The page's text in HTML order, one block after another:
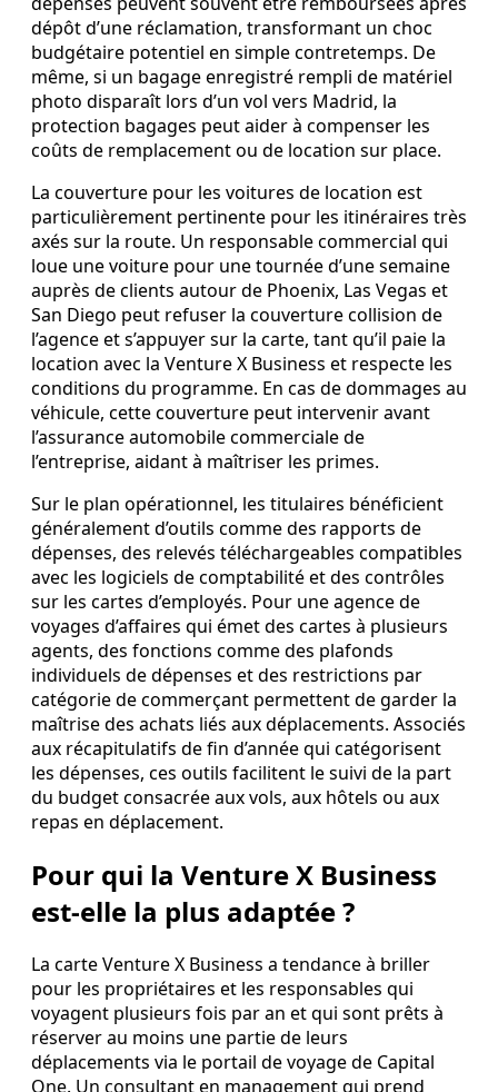
dépôt d’une réclamation, transformant un choc
budgétaire potentiel en simple contretemps. De
même, si un bagage enregistré rempli de matériel
photo disparaît lors d’un vol vers Madrid, la
protection bagages peut aider à compenser les
coûts de remplacement ou de location sur place.
La couverture pour les voitures de location est
particulièrement pertinente pour les itinéraires très
axés sur la route. Un responsable commercial qui
loue une voiture pour une tournée d’une semaine
auprès de clients autour de Phoenix, Las Vegas et
San Diego peut refuser la couverture collision de
l’agence et s’appuyer sur la carte, tant qu’il paie la
location avec la Venture X Business et respecte les
conditions du programme. En cas de dommages au
véhicule, cette couverture peut intervenir avant
l’assurance automobile commerciale de
l’entreprise, aidant à maîtriser les primes.
Sur le plan opérationnel, les titulaires bénéficient
généralement d’outils comme des rapports de
dépenses, des relevés téléchargeables compatibles
avec les logiciels de comptabilité et des contrôles
sur les cartes d’employés. Pour une agence de
voyages d’affaires qui émet des cartes à plusieurs
agents, des fonctions comme des plafonds
individuels de dépenses et des restrictions par
catégorie de commerçant permettent de garder la
maîtrise des achats liés aux déplacements. Associés
aux récapitulatifs de fin d’année qui catégorisent
les dépenses, ces outils facilitent le suivi de la part
du budget consacrée aux vols, aux hôtels ou aux
repas en déplacement.
Pour qui la Venture X Business
est‑elle la plus adaptée ?
La carte Venture X Business a tendance à briller
pour les propriétaires et les responsables qui
voyagent plusieurs fois par an et qui sont prêts à
réserver au moins une partie de leurs
déplacements via le portail de voyage de Capital
One. Un consultant en management qui prend